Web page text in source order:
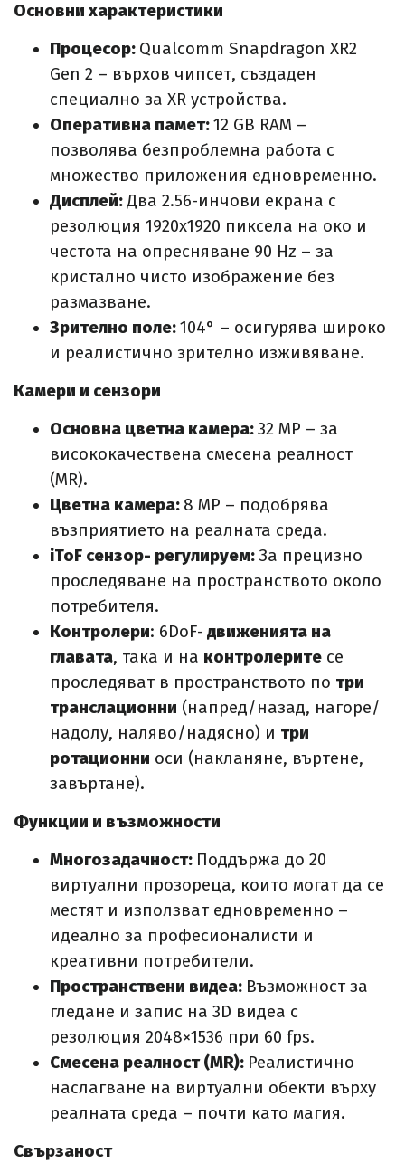
Основни характеристики
Процесор: Qualcomm Snapdragon XR2
Gen 2 – върхов чипсет, създаден
специално за XR устройства.
Оперативна памет:12 GB RAM –
позволява безпроблемна работа с
множество приложения едновременно.
Дисплей:Два 2.56-инчови екрана с
резолюция 1920x1920 пиксела на око и
честота на опресняване 90 Hz – за
кристално чисто изображение без
размазване.
Зрително поле:104° – осигурява широко
и реалистично зрително изживяване.
Камери и сензори
Основна цветна камера:32 MP – за
висококачествена смесена реалност
(MR).
Цветна камера: 8 MP – подобрява
възприятието на реалната среда.
iToF сензор- регулируем:За прецизно
проследяване на пространството около
потребителя.
Контролери: 6DoF- движенията на
главата, така и на контролерите се
проследяват в пространството по три
транслационни (напред/назад, нагоре/
надолу, наляво/надясно) и три
ротационни оси (накланяне, въртене,
завъртане).
Функции и възможности
Многозадачност: Поддържа до 20
виртуални прозореца, които могат да се
местят и използват едновременно –
идеално за професионалисти и
креативни потребители.
Пространствени видеа: Възможност за
гледане и запис на 3D видеа с
резолюция 2048×1536 при 60 fps.
Смесена реалност (MR): Реалистично
наслагване на виртуални обекти върху
реалната среда – почти като магия.
Свързаност